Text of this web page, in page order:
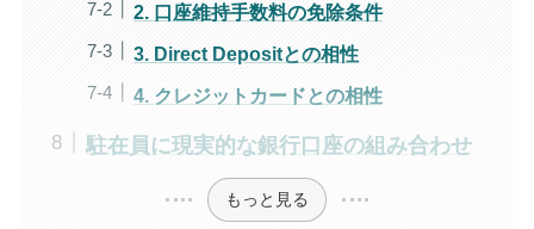
2. 口座維持手数料の免除条件
3. Direct Depositとの相性
4. クレジットカードとの相性
駐在員に現実的な銀行口座の組み合わせ
もっと見る